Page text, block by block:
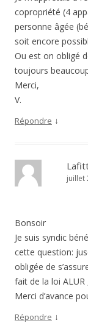
copropriété (4
personne âgée
soit encore
Ou est on obligé
toujours
Merci,
V.
Répondre ↓
juillet
Bonsoir
Je suis syndic
cette question:
obligée de
fait de la loi
Merci d’avance
Répondre ↓